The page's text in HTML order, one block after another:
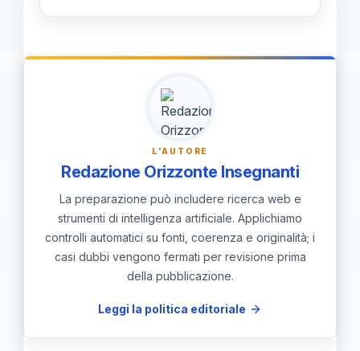
sui corsi, ma mira a supportare il
percorso di riflessione personale
attraverso un dialogo diretto e
Lo sportello è situato presso la sede
Corso Inghilterra 7, piano terreno.
Sebbene i dettagli precisi su orari e
modalità di prenotazione degli
appuntamenti non siano ancora
pubblici, verranno comunicati
ufficialmente in prossimità
dell'apertura di settembre.
L'AUTORE
Redazione Orizzonte Insegnanti
La preparazione può includere ricerca web e
strumenti di intelligenza artificiale. Applichiamo
controlli automatici su fonti, coerenza e originalità; i
casi dubbi vengono fermati per revisione prima
della pubblicazione.
Leggi la politica editoriale